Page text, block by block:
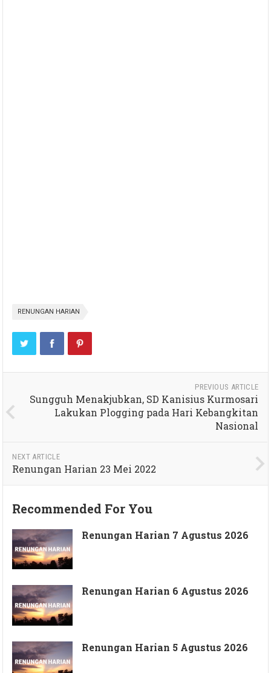
RENUNGAN HARIAN
PREVIOUS ARTICLE
Sungguh Menakjubkan, SD Kanisius Kurmosari
Lakukan Plogging pada Hari Kebangkitan
Nasional
NEXT ARTICLE
Renungan Harian 23 Mei 2022
Recommended For You
Renungan Harian 7 Agustus 2026
Renungan Harian 6 Agustus 2026
Renungan Harian 5 Agustus 2026